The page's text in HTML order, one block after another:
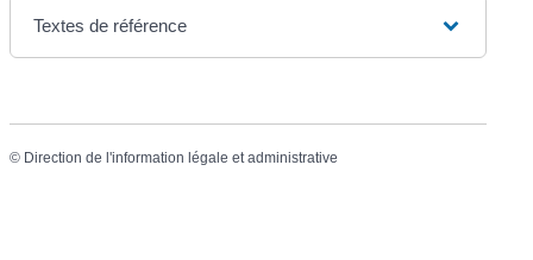
Textes de référence
© Direction de l'information légale et administrative